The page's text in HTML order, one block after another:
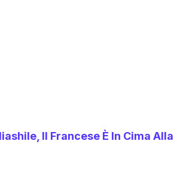
Il Francese È In Cima Alla